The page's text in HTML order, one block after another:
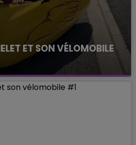
ET SON VÉLOMOBILE